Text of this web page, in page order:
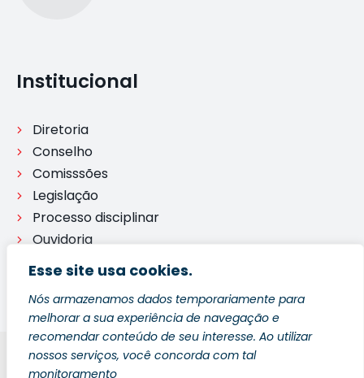
Esse site usa cookies.
Nós armazenamos dados temporariamente para
melhorar a sua experiência de navegação e
recomendar conteúdo de seu interesse. Ao utilizar
nossos serviços, você concorda com tal
monitoramento
Institucional
Diretoria
Conselho
Comisssões
Legislação
Processo disciplinar
Ouvidoria
Blog Política de Privacidade